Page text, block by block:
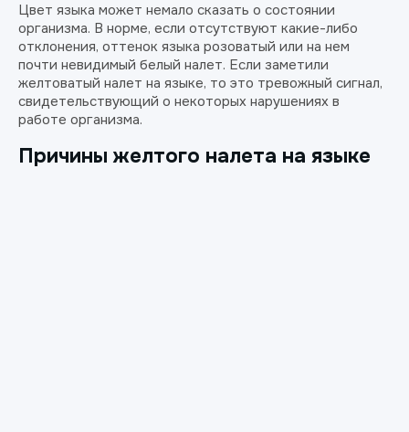
Цвет языка может немало сказать о состоянии
организма. В норме, если отсутствуют какие-либо
отклонения, оттенок языка розоватый или на нем
почти невидимый белый налет. Если заметили
желтоватый налет на языке, то это тревожный сигнал,
свидетельствующий о некоторых нарушениях в
работе организма.
Причины желтого налета на языке